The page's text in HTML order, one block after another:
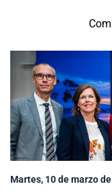
Subsecretaría de
Internacionales
Sala de prensa
modo
Martes, 10 de marzo